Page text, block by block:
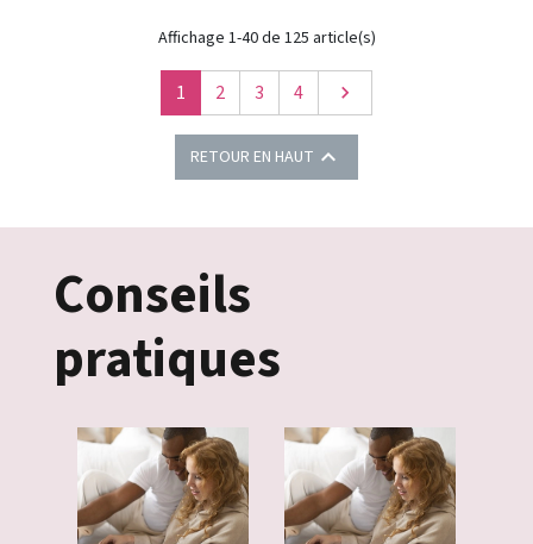
Affichage 1-40 de 125 article(s)
1 2 3 4 Suivant

RETOUR EN HAUT 
Conseils
pratiques